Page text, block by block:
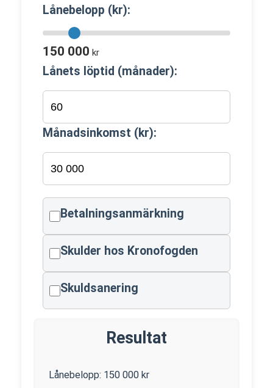
Lånebelopp (kr):
150 000 kr
Lånets löptid (månader):
Månadsinkomst (kr):
Betalningsanmärkning
Skulder hos Kronofogden
Skuldsanering
Resultat
Lånebelopp: 150 000 kr